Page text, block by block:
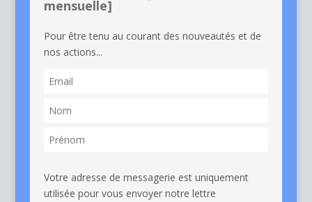
mensuelle]
Pour être tenu au courant des nouveautés et de
nos actions...
Votre adresse de messagerie est uniquement
utilisée pour vous envoyer notre lettre